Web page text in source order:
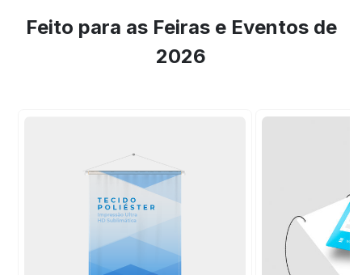
Feito para as Feiras e Eventos de
2026